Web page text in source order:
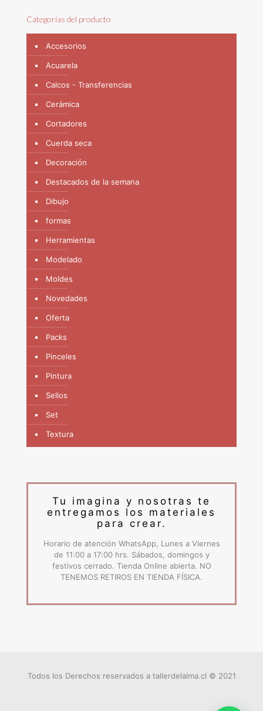
Categorías del producto
Accesorios
Acuarela
Calcos - Transferencias
Cerámica
Cortadores
Cuerda seca
Decoración
Destacados de la semana
Dibujo
formas
Herramientas
Modelado
Moldes
Novedades
Oferta
Packs
Pinceles
Pintura
Sellos
Set
Textura
Tu imagina y nosotras te
entregamos los materiales
para crear.
Horario de atención WhatsApp, Lunes a Viernes
de 11:00 a 17:00 hrs. Sábados, domingos y
festivos cerrado. Tienda Online abierta. NO
TENEMOS RETIROS EN TIENDA FÍSICA.
Todos los Derechos reservados a tallerdelalma.cl © 2021